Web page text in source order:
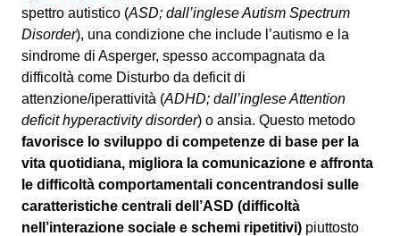
spettro autistico (ASD; dall’inglese Autism Spectrum
Disorder), una condizione che include l’autismo e la
sindrome di Asperger, spesso accompagnata da
difficoltà come Disturbo da deficit di
attenzione/iperattività (ADHD; dall’inglese Attention
deficit hyperactivity disorder) o ansia. Questo metodo
favorisce lo sviluppo di competenze di base per la
vita quotidiana, migliora la comunicazione e affronta
le difficoltà comportamentali concentrandosi sulle
caratteristiche centrali dell’ASD (difficoltà
nell’interazione sociale e schemi ripetitivi) piuttosto